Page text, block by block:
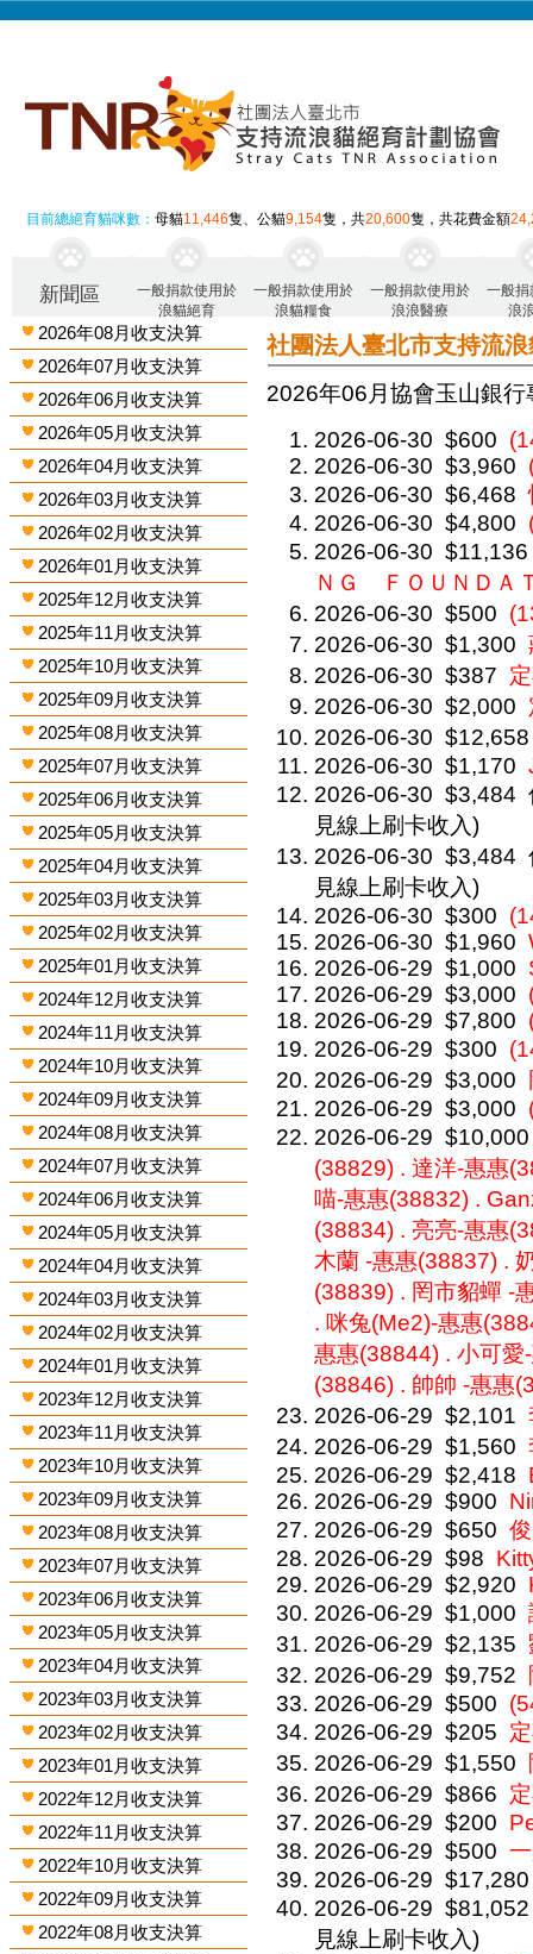
目前總絕育貓咪數：母貓11,446隻、公貓9,154隻，共20,600隻，共花費金額
新聞區
一般捐款使用於
浪貓絕育
一般捐款使用於
浪貓糧食
一般捐款使用於
浪浪醫療
一般捐
浪
2026年08月收支決算
2026年07月收支決算
2026年06月收支決算
2026年05月收支決算
2026年04月收支決算
2026年03月收支決算
2026年02月收支決算
2026年01月收支決算
2025年12月收支決算
2025年11月收支決算
2025年10月收支決算
2025年09月收支決算
2025年08月收支決算
2025年07月收支決算
2025年06月收支決算
2025年05月收支決算
2025年04月收支決算
2025年03月收支決算
2025年02月收支決算
2025年01月收支決算
2024年12月收支決算
2024年11月收支決算
2024年10月收支決算
2024年09月收支決算
2024年08月收支決算
2024年07月收支決算
2024年06月收支決算
2024年05月收支決算
2024年04月收支決算
2024年03月收支決算
2024年02月收支決算
2024年01月收支決算
2023年12月收支決算
2023年11月收支決算
2023年10月收支決算
2023年09月收支決算
2023年08月收支決算
2023年07月收支決算
2023年06月收支決算
2023年05月收支決算
2023年04月收支決算
2023年03月收支決算
2023年02月收支決算
2023年01月收支決算
2022年12月收支決算
2022年11月收支決算
2022年10月收支決算
2022年09月收支決算
2022年08月收支決算
社團法人臺北市支持流
2026年06月 協會玉山銀
2026-06-30 $600
2026-06-30 $3,960
2026-06-30 $6,468
2026-06-30 $4,800
2026-06-30 $11,136
ＮＧ ＦＯＵＮＤＡ
2026-06-30 $500
2026-06-30 $1,300
2026-06-30 $387
2026-06-30 $2,000
2026-06-30 $12,658
2026-06-30 $1,170
2026-06-30 $3,484
見線上刷卡收入)
2026-06-30 $3,484
見線上刷卡收入)
2026-06-30 $300
2026-06-30 $1,960
2026-06-29 $1,000
2026-06-29 $3,000
2026-06-29 $7,800
2026-06-29 $300
2026-06-29 $3,000
2026-06-29 $3,000
2026-06-29 $10,000
(38829) . 達洋-惠惠
喵-惠惠(38832) .
(38834) . 亮亮-惠惠
木蘭 -惠惠(38837) .
(38839) . 罔市貂蟬 -
. 咪兔(Me2)-惠惠
惠惠(38844) . 小可
(38846) . 帥帥 -惠惠
2026-06-29 $2,101
2026-06-29 $1,560
2026-06-29 $2,418
2026-06-29 $900
2026-06-29 $650
2026-06-29 $98
2026-06-29 $2,920
2026-06-29 $1,000
2026-06-29 $2,135
2026-06-29 $9,752
2026-06-29 $500
2026-06-29 $205
2026-06-29 $1,550
2026-06-29 $866
2026-06-29 $200
2026-06-29 $500
2026-06-29 $17,280
2026-06-29 $81,052
見線上刷卡收入)